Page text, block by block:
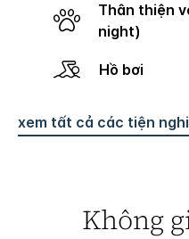
Thân thiện với thú cưng (75 USD /
night)
Hồ bơi
xem tất cả các tiện nghi
Không